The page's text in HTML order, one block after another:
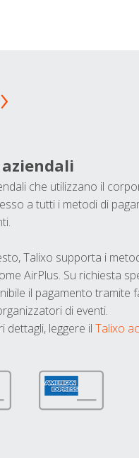
che utilizzano il
a tutti i metodi di
Talixo supporta i
AirPlus. Su richiesta
il pagamento tramite
di eventi.
dettagli, leggere il Talixo